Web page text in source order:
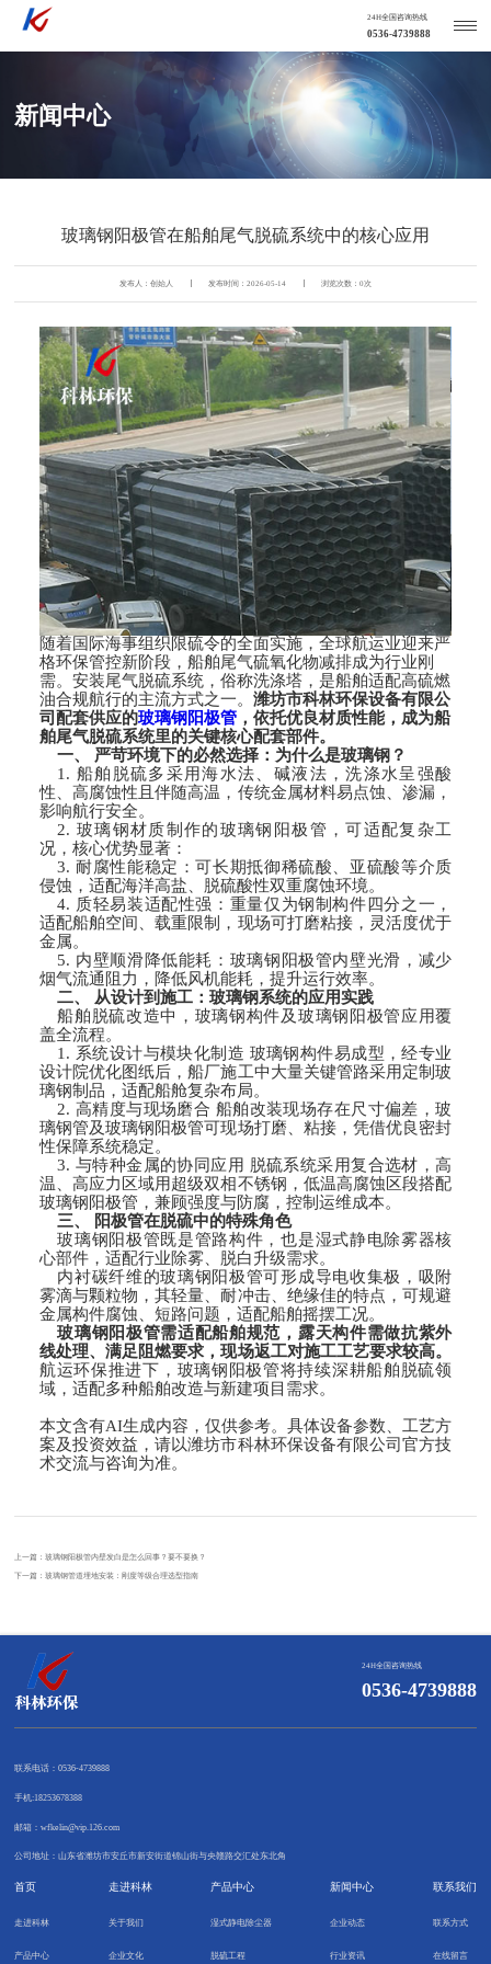
24H全国咨询热线
0536-4739888
新闻中心
玻璃钢阳极管在船舶尾气脱硫系统中的核心应用
发布人：创始人 发布时间：2026-05-14 浏览次数： 0次
随着国际海事组织限硫令的全面实施，全球航运业迎来严
格环保管控新阶段，船舶尾气硫氧化物减排成为行业刚
需。安装尾气脱硫系统，俗称洗涤塔，是船舶适配高硫燃
油合规航行的主流方式之一。 潍坊市科林环保设备有限公
司配套供应的玻璃钢阳极管，依托优良材质性能，成为船
舶尾气脱硫系统里的关键核心配套部件。
一、 严苛环境下的必然选择：为什么是玻璃钢？
1. 船舶脱硫多采用海水法、碱液法，洗涤水呈强酸
性、高腐蚀性且伴随高温，传统金属材料易点蚀、渗漏，
影响航行安全。
2. 玻璃钢材质制作的玻璃钢阳极管，可适配复杂工
况，核心优势显著：
3. 耐腐性能稳定：可长期抵御稀硫酸、亚硫酸等介质
侵蚀，适配海洋高盐、脱硫酸性双重腐蚀环境。
4. 质轻易装适配性强：重量仅为钢制构件四分之一，
适配船舶空间、载重限制，现场可打磨粘接，灵活度优于
金属。
5. 内壁顺滑降低能耗：玻璃钢阳极管内壁光滑，减少
烟气流通阻力，降低风机能耗，提升运行效率。
二、 从设计到施工：玻璃钢系统的应用实践
船舶脱硫改造中，玻璃钢构件及玻璃钢阳极管应用覆
盖全流程。
1. 系统设计与模块化制造 玻璃钢构件易成型，经专业
设计院优化图纸后，船厂施工中大量关键管路采用定制玻
璃钢制品，适配船舱复杂布局。
2. 高精度与现场磨合 船舶改装现场存在尺寸偏差，玻
璃钢管及玻璃钢阳极管可现场打磨、粘接，凭借优良密封
性保障系统稳定。
3. 与特种金属的协同应用 脱硫系统采用复合选材，高
温、高应力区域用超级双相不锈钢，低温高腐蚀区段搭配
玻璃钢阳极管，兼顾强度与防腐，控制运维成本。
三、 阳极管在脱硫中的特殊角色
玻璃钢阳极管既是管路构件，也是湿式静电除雾器核
心部件，适配行业除雾、脱白升级需求。
内衬碳纤维的玻璃钢阳极管可形成导电收集极，吸附
雾滴与颗粒物，其轻量、耐冲击、绝缘佳的特点，可规避
金属构件腐蚀、短路问题，适配船舶摇摆工况。
玻璃钢阳极管需适配船舶规范，露天构件需做抗紫外
线处理、满足阻燃要求，现场返工对施工工艺要求较高。
航运环保推进下，玻璃钢阳极管将持续深耕船舶脱硫领
域，适配多种船舶改造与新建项目需求。
本文含有AI生成内容，仅供参考。具体设备参数、工艺方
案及投资效益，请以潍坊市科林环保设备有限公司官方技
术交流与咨询为准。
上一篇：玻璃钢阳极管内壁发白是怎么回事？要不要换？
下一篇： 玻璃钢管道埋地安装：刚度等级合理选型指南
24H全国咨询热线
0536-4739888
联系电话：0536-4739888
手机:18253678388
邮箱：wfkelin@vip.126.com
公司地址：山东省潍坊市安丘市新安街道锦山街与央赣路交汇处东北角
首页
走进科林
产品中心
走进科林
关于我们
企业文化
产品中心
湿式静电除尘器
脱硫工程
新闻中心
企业动态
行业资讯
联系我们
联系方式
在线留言